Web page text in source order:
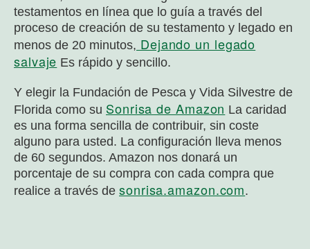
testamentos en línea que lo guía a través del
proceso de creación de su testamento y legado en
menos de 20 minutos, Dejando un legado
salvaje Es rápido y sencillo.
Y elegir la Fundación de Pesca y Vida Silvestre de
Florida como su Sonrisa de Amazon La caridad
es una forma sencilla de contribuir, sin coste
alguno para usted. La configuración lleva menos
de 60 segundos. Amazon nos donará un
porcentaje de su compra con cada compra que
realice a través de sonrisa.amazon.com.